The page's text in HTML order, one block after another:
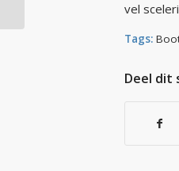
vel
Tags:
Deel dit